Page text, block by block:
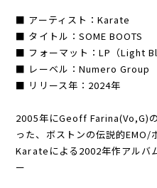
■ アーティスト：Karate
■ タイトル：SOME BOOTS
■ フォーマット：LP（Light
■ レーベル：Numero Group
■ リリース年：2024年
2005年にGeoff Farina(Vo,G)
った、ボストンの伝説的EMO/
Karateによる2002年作アルバ
ー